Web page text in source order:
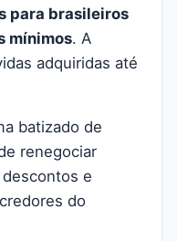
para brasileiros
mínimos. A
adquiridas até
batizado de
renegociar
e
do